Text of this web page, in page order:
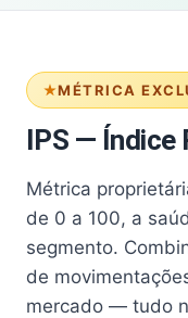
MÉTRICA
IPS — Índice
Métrica
de 0 a 100, a
segmento.
de
mercado — tudo